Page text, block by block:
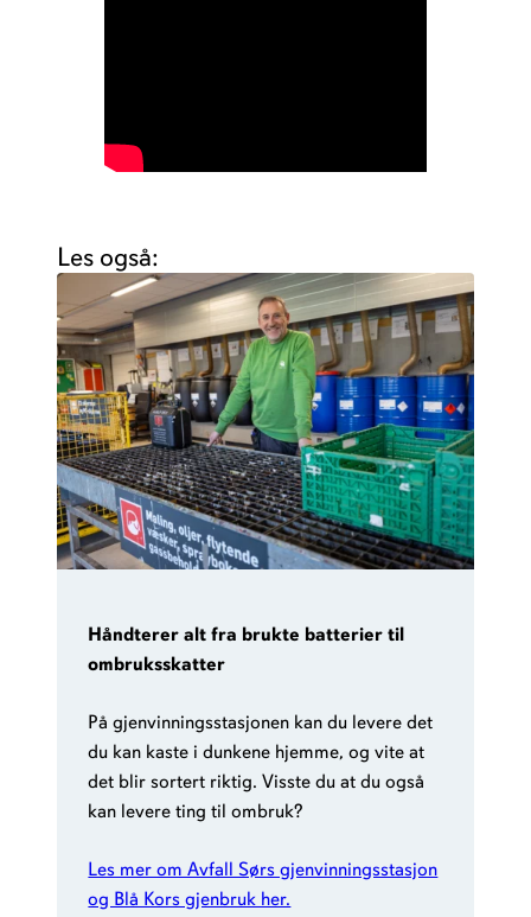
Les også:
Håndterer alt fra brukte batterier til
ombruksskatter
På gjenvinningsstasjonen kan du levere det
du kan kaste i dunkene hjemme, og vite at
det blir sortert riktig. Visste du at du også
kan levere ting til ombruk?
Les mer om Avfall Sørs gjenvinningsstasjon
og Blå Kors gjenbruk her.